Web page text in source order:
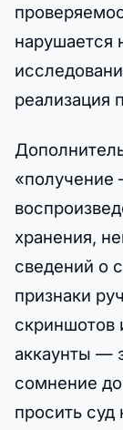
нарушается
реализация
хранения,
сведений о
признаки
скриншотов
аккаунты —
сомнение
просить суд